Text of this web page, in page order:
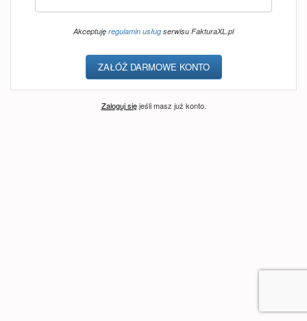
Akceptuję regulamin usług serwisu FakturaXL.pl
Zaloguj sięjeśli masz już konto.